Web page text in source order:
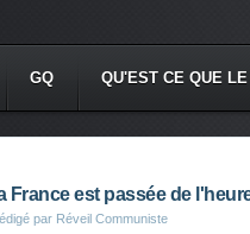
GQ QU'EST CE QUE
France est passée de
par Réveil Communiste